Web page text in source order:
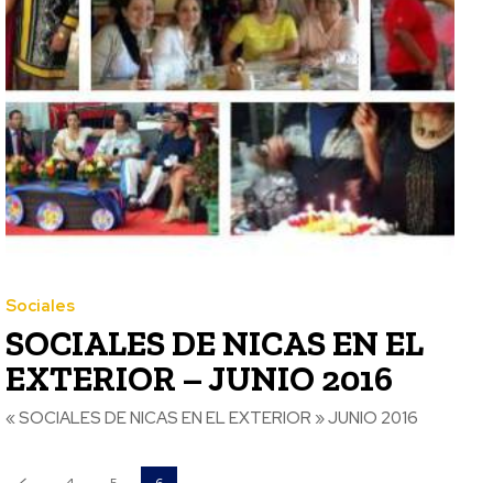
Sociales
SOCIALES DE NICAS EN EL
EXTERIOR – JUNIO 2016